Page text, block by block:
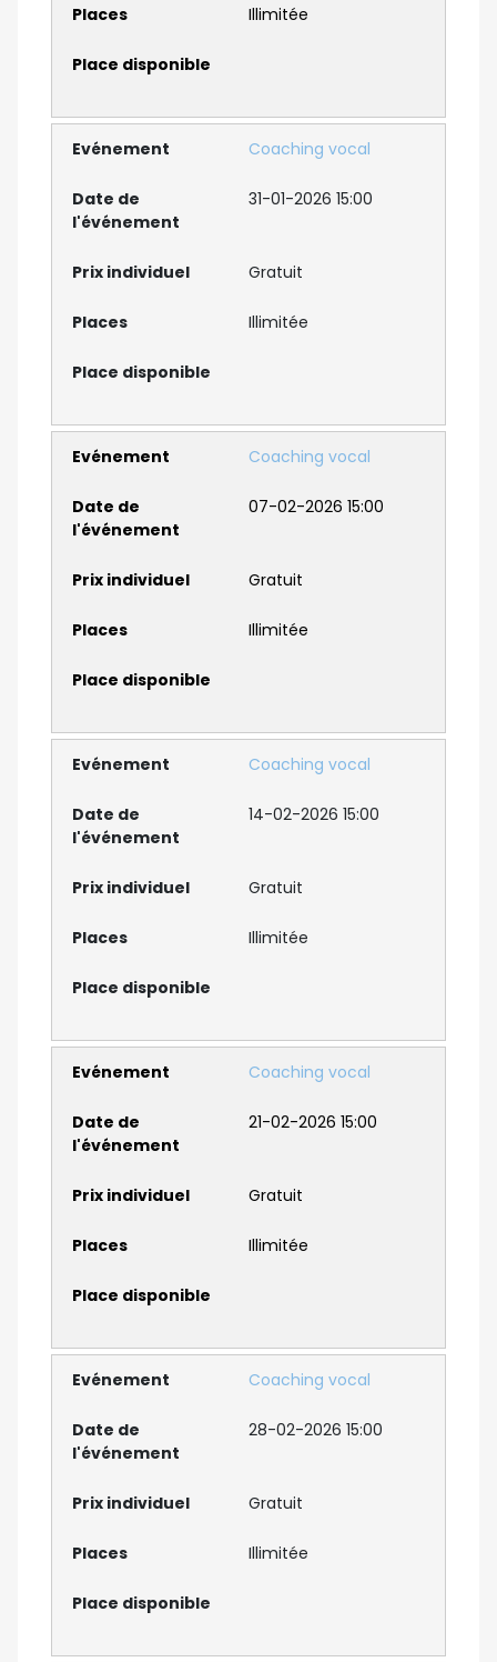
Illimitée
Coaching vocal
31-01-2026 15:00
Gratuit
Illimitée
Coaching vocal
07-02-2026 15:00
Gratuit
Illimitée
Coaching vocal
14-02-2026 15:00
Gratuit
Illimitée
Coaching vocal
21-02-2026 15:00
Gratuit
Illimitée
Coaching vocal
28-02-2026 15:00
Gratuit
Illimitée